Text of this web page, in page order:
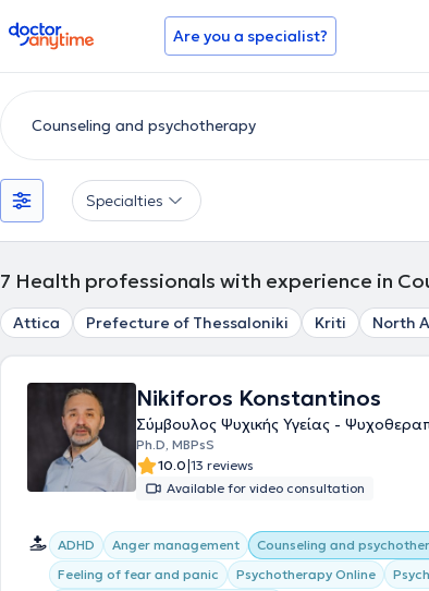
doctoranytime Are you a specialist?
Specialties
7 Health professionals with experience in
Attica Prefecture of Thessaloniki Kriti North
Nikiforos Konstantinos
Σύμβουλος Ψυχικής Υγείας -
Ph.D, MBPsS
10.0|13 reviews
Available for video consultation
ADHD Anger management Counseling and
Feeling of fear and panic
Psychotherapy Online